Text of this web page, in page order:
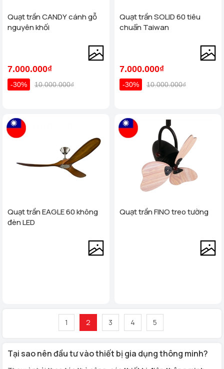
Quạt trần CANDY cánh gỗ
nguyên khối
7.000.000₫
-30% 10.000.000₫
Quạt trần SOLID 60 tiêu
chuẩn Taiwan
7.000.000₫
-30% 10.000.000₫
Quạt trần EAGLE 60 không
đèn LED
Quạt trần FINO treo tường
1 2 3 4 5
Tại sao nên đầu tư vào thiết bị gia dụng thông minh?